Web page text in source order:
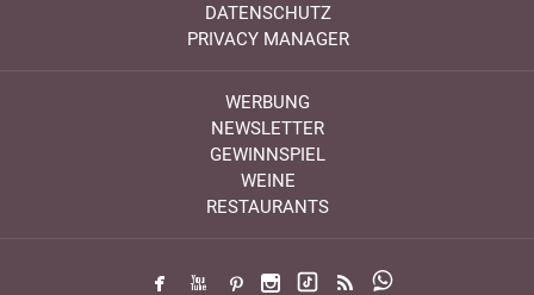
DATENSCHUTZ
PRIVACY MANAGER
WERBUNG
NEWSLETTER
GEWINNSPIEL
WEINE
RESTAURANTS